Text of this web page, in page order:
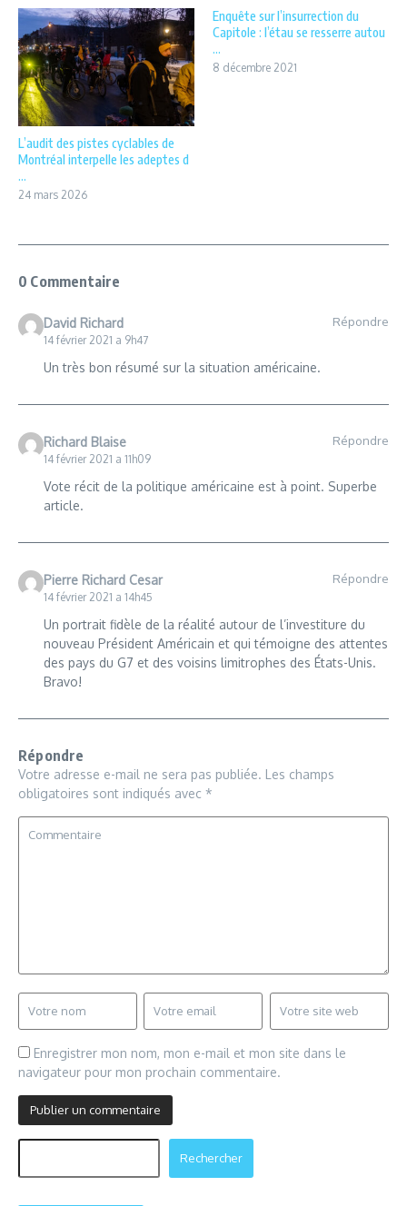
L’audit des pistes cyclables de
Montréal interpelle les adeptes d
...
24 mars 2026
Enquête sur l’insurrection du
Capitole : l’étau se resserre autou
...
8 décembre 2021
0 Commentaire
David Richard
14 février 2021 a 9h47
Répondre
Un très bon résumé sur la situation américaine.
Richard Blaise
14 février 2021 a 11h09
Répondre
Vote récit de la politique américaine est à point. Superbe
article.
Pierre Richard Cesar
14 février 2021 a 14h45
Répondre
Un portrait fidèle de la réalité autour de l’investiture du
nouveau Président Américain et qui témoigne des attentes
des pays du G7 et des voisins limitrophes des États-Unis.
Bravo!
Répondre
Votre adresse e-mail ne sera pas publiée. Les champs
obligatoires sont indiqués avec *
Enregistrer mon nom, mon e-mail et mon site dans le
navigateur pour mon prochain commentaire.
Rechercher